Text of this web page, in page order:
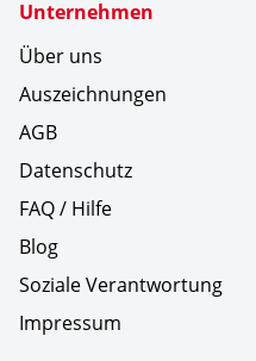
Unternehmen
Über uns
Auszeichnungen
AGB
Datenschutz
FAQ / Hilfe
Blog
Soziale Verantwortung
Impressum